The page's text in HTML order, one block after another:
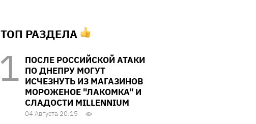
ТОП РАЗДЕЛА
ПОСЛЕ РОССИЙСКОЙ АТАКИ
ПО ДНЕПРУ МОГУТ
ИСЧЕЗНУТЬ ИЗ МАГАЗИНОВ
МОРОЖЕНОЕ "ЛАКОМКА" И
СЛАДОСТИ MILLENNIUM
04 Августа 20:15